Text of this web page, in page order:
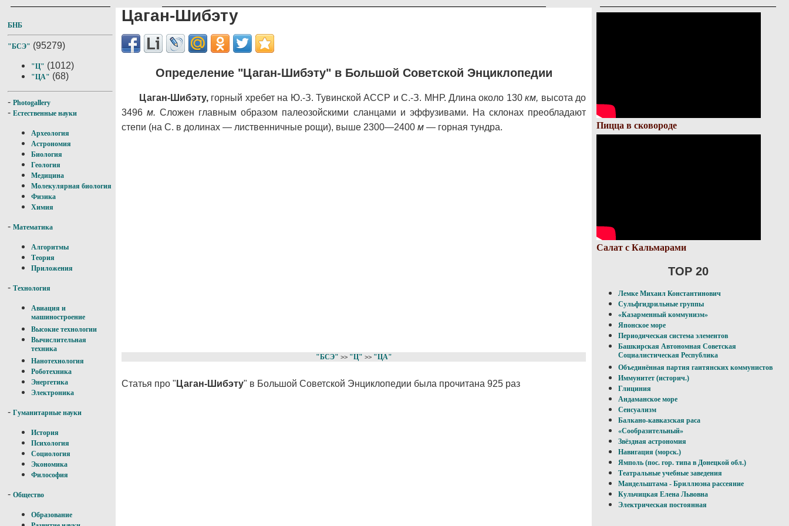
БНБ
"БСЭ" (95279)
"Ц" (1012)
"ЦА" (68)
- Photogallery
- Естественные науки
Археология
Астрономия
Биология
Геология
Медицина
Молекулярная биология
Физика
Химия
- Математика
Алгоритмы
Теория
Приложения
- Технология
Авиация и
машиностроение
Высокие технологии
Вычислительная
техника
Нанотехнология
Роботехника
Энергетика
Электроника
- Гуманитарные науки
История
Психология
Социология
Экономика
Философия
- Общество
Образование
Цаган-Шибэту
Определение "Цаган-Шибэту" в Большой Советской Энциклопедии
Цаган-Шибэту, горный хребет на Ю.-З. Тувинской АССР и С.-З. МНР. Длина около 130км, высота до
3496м. Сложен главным образом палеозойскими сланцами и эффузивами. На склонах преобладают
степи (на С. в долинах — лиственничные рощи), выше 2300—2400 м — горная тундра.
"БСЭ" >> "Ц" >> "ЦА"
Статья про " Цаган-Шибэту" в Большой Советской Энциклопедии была прочитана 925 раз
Пицца в сковороде
Салат с Кальмарами
TOP 20
Лемке Михаил Константинович
Сульфгидрильные группы
«Казарменный коммунизм»
Японское море
Периодическая система элементов
Башкирская Автономная Советская
Социалистическая Республика
Объединённая партия гаитянских коммунистов
Иммунитет (историч.)
Глициния
Андаманское море
Сенсуализм
Балкано-кавказская раса
«Сообразительный»
Звёздная астрономия
Навигация (морск.)
Ямполь (пос. гор. типа в Донецкой обл.)
Театральные учебные заведения
Мандельштама - Бриллюэна рассеяние
Кульчицкая Елена Львовна
Электрическая постоянная